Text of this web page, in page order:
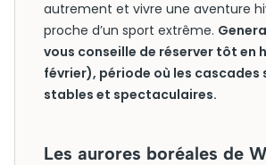
autrement et vivre une aventure
proche d’un sport extrême.
vous conseille de réserver tôt en
février), période où les cascades
stables et spectaculaires.
Les aurores boréales de